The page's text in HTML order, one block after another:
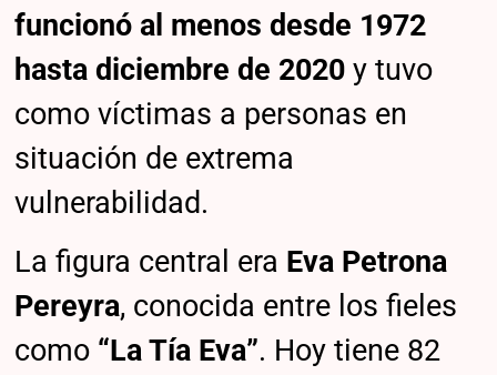
funcionó al menos desde 1972
hasta diciembre de 2020 y tuvo
como víctimas a personas en
situación de extrema
vulnerabilidad.
La figura central era Eva Petrona
Pereyra, conocida entre los fieles
como “La Tía Eva”. Hoy tiene 82